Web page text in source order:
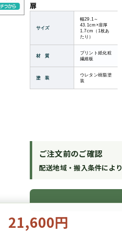
扉
サイズ
幅29.1～
43.1cm×扉厚
1.7cm（1枚あ
たり）
材 質
プリント紙化粧
繊維板
塗 装
ウレタン樹脂塗
装
21,600円
ご注文前のご確認
配送地域・搬入条件によ